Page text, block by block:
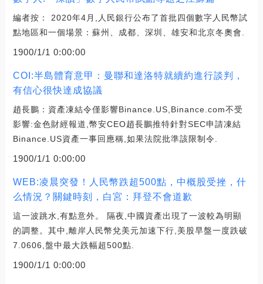
編者按： 2020年4月,人民銀行公布了首批四個數字人民幣試
點地區和一個場景：蘇州、成都、深圳、雄安和北京冬奧會.
1900/1/1 0:00:00
COI:半島體育意甲：曼聯和達洛特就續約進行談判，
有信心很快達成協議
趙長鵬：資產凍結令僅影響Binance.US,Binance.com不受
影響:金色財經報道,幣安CEO趙長鵬推特針對SEC申請凍結
Binance.US資產一事回應稱,如果法院批準該限制令.
1900/1/1 0:00:00
WEB:凌晨突發！人民幣跌超500點，中概股受挫，什
么情況？關鍵時刻，白宮：拜登不會道歉
這一波跳水,有點意外。 隔夜,中國資產出現了一波較為明顯
的調整。其中,離岸人民幣兌美元加速下行,美股早盤一度跌破
7.0606,盤中最大跌幅超500點.
1900/1/1 0:00:00